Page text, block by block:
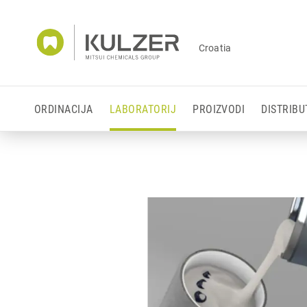
Croatia
ORDINACIJA LABORATORIJ PROIZVODI